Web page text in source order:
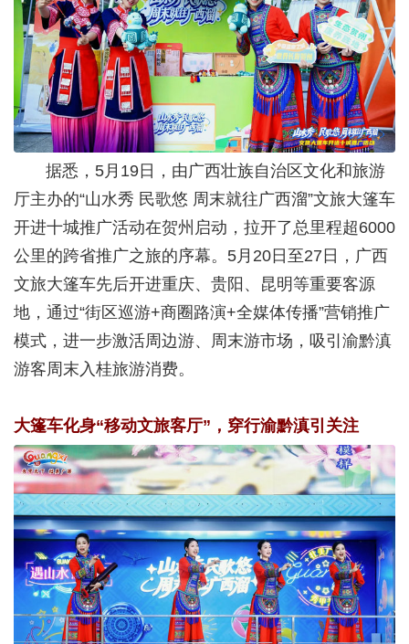
据悉，5月19日，由广西壮族自治区文化和旅游
厅主办的“山水秀 民歌悠 周末就往广西溜”文旅大篷车
开进十城推广活动在贺州启动，拉开了总里程超6000
公里的跨省推广之旅的序幕。5月20日至27日，广西
文旅大篷车先后开进重庆、贵阳、昆明等重要客源
地，通过“街区巡游+商圈路演+全媒体传播”营销推广
模式，进一步激活周边游、周末游市场，吸引渝黔滇
游客周末入桂旅游消费。
大篷车化身“移动文旅客厅”，穿行渝黔滇引关注